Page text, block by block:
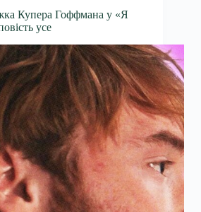
Купера Гоффмана у «Я
усе